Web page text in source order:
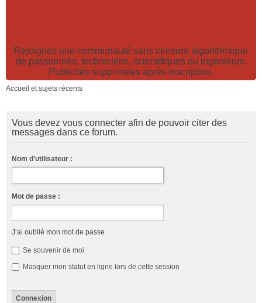
Rejoignez une communauté sans censure algorithmique
de passionnés, techniciens, scientifiques ou ingénieurs.
Publicités supprimées après inscription.
Accueil et sujets récents
Vous devez vous connecter afin de pouvoir citer des
messages dans ce forum.
Nom d’utilisateur :
Mot de passe :
J’ai oublié mon mot de passe
Se souvenir de moi
Masquer mon statut en ligne lors de cette session